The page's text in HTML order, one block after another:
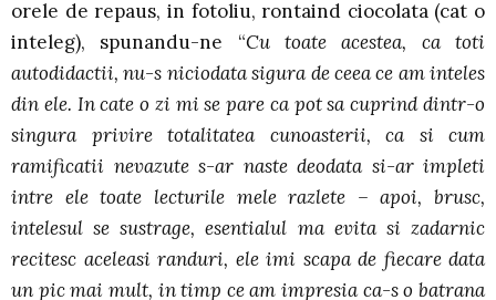
orele de repaus, in fotoliu, rontaind ciocolata (cat o
inteleg), spunandu-ne “Cu toate acestea, ca toti
autodidactii, nu-s niciodata sigura de ceea ce am inteles
din ele. In cate o zi mi se pare ca pot sa cuprind dintr-o
singura privire totalitatea cunoasterii, ca si cum
ramificatii nevazute s-ar naste deodata si-ar impleti
intre ele toate lecturile mele razlete – apoi, brusc,
intelesul se sustrage, esentialul ma evita si zadarnic
recitesc aceleasi randuri, ele imi scapa de fiecare data
un pic mai mult, in timp ce am impresia ca-s o batrana